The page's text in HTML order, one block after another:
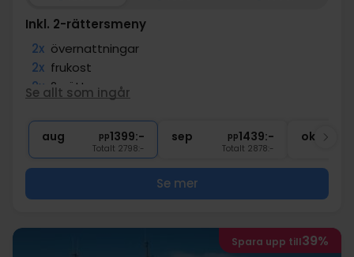
Inkl. 2-rättersmeny
2x övernattningar
2x frukost
2x 2-rättersmeny
1 välkomstdrink
∞ Gratis internet
Se allt som ingår
aug pp1399:-
Totalt 2798:-
sep pp1439:-
Totalt 2878:-
okt
Se mer
Spara upp till39%